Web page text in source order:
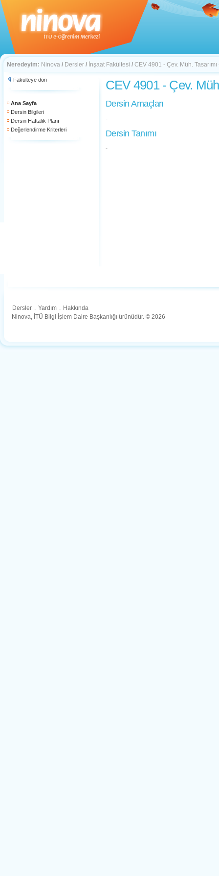
Neredeyim: Ninova / Dersler / İnşaat Fakültesi / CEV 4901 - Çev. Müh. Tasarımı
Fakülteye dön
Ana Sayfa
Dersin Bilgileri
Dersin Haftalık Planı
Değerlendirme Kriterleri
CEV 4901 - Çev.
Dersin Amaçları
-
Dersin Tanımı
-
Dersler . Yardım . Hakkında
Ninova, İTÜ Bilgi İşlem Daire Başkanlığı ürünüdür. © 2026